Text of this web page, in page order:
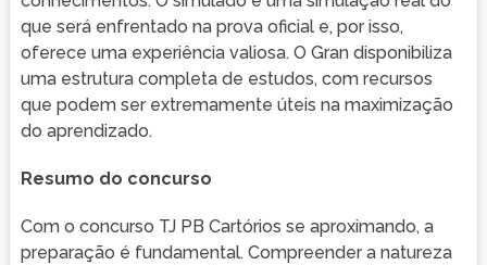
que será enfrentado na prova oficial e, por isso,
oferece uma experiência valiosa. O Gran disponibiliza
uma estrutura completa de estudos, com recursos
que podem ser extremamente úteis na maximização
do aprendizado.
Resumo do concurso
Com o concurso TJ PB Cartórios se aproximando, a
preparação é fundamental. Compreender a natureza